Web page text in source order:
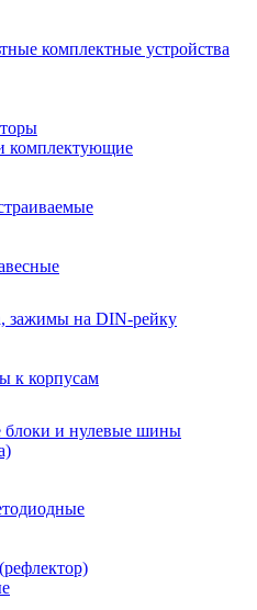
комплектные устройства
комплектующие
зажимы на DIN-рейку
к корпусам
и нулевые шины